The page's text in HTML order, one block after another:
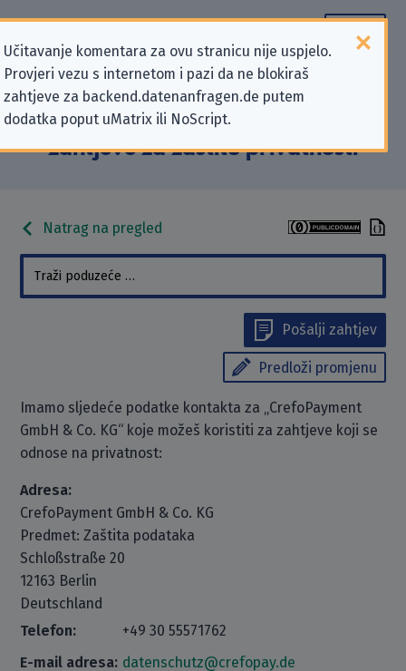
Učitavanje komentara za ovu stranicu nije uspjelo.
Provjeri vezu s internetom i pazi da ne blokiraš
zahtjeve za backend.datenanfragen.de putem
dodatka poput uMatrix ili NoScript.
Podaci kontakta „CrefoPayment
GmbH & Co. KG” koji se odnose na
zahtjeve za zaštitu privatnosti
Natrag na pregled
Pošalji zahtjev
Predloži promjenu
Imamo sljedeće podatke kontakta za „CrefoPayment
GmbH & Co. KG“ koje možeš koristiti za zahtjeve koji se
odnose na privatnost:
Adresa:
CrefoPayment GmbH & Co. KG
Predmet: Zaštita podataka
Schloßstraße 20
12163 Berlin
Deutschland
Telefon:
+49 30 55571762
E-mail adresa: datenschutz@crefopay.de